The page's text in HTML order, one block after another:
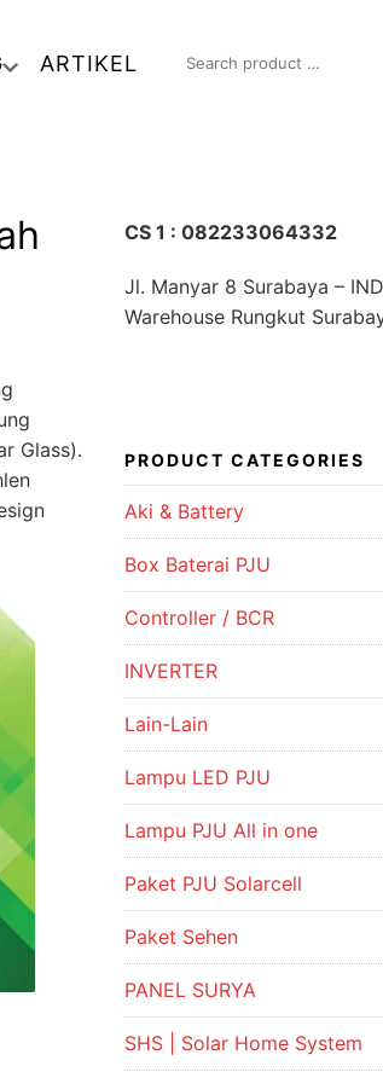
ARTIKEL
SEARCH
Glass).
CS 1 : 082233064332
Jl. Manyar 8 Surabaya –
Warehouse Rungkut
PRODUCT CATEGORIES
Aki & Battery
Box Baterai PJU
Controller / BCR
INVERTER
Lain-Lain
Lampu LED PJU
Lampu PJU All in one
Paket PJU Solarcell
Paket Sehen
PANEL SURYA
SHS | Solar Home System